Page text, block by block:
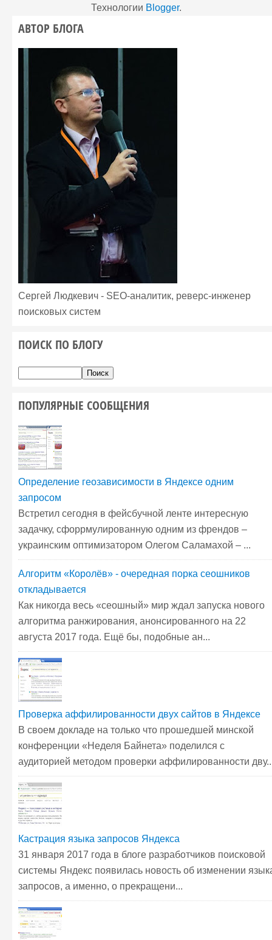
Технологии Blogger.
АВТОР БЛОГА
Сергей Людкевич - SEO-аналитик, реверс-инженер
поисковых систем
ПОИСК ПО БЛОГУ
ПОПУЛЯРНЫЕ СООБЩЕНИЯ
Определение геозависимости в Яндексе одним
запросом
Встретил сегодня в фейсбучной ленте интересную
задачку, сфоррмулированную одним из френдов –
украинским оптимизатором Олегом Саламахой – ...
Алгоритм «Королёв» - очередная порка сеошников
откладывается
Как никогда весь «сеошный» мир ждал запуска нового
алгоритма ранжирования, анонсированного на 22
августа 2017 года. Ещё бы, подобные ан...
Проверка аффилированности двух сайтов в Яндексе
В своем докладе на только что прошедшей минской
конференции «Неделя Байнета» поделился с
аудиторией методом проверки аффилированности
Кастрация языка запросов Яндекса
31 января 2017 года в блоге разработчиков поисковой
системы Яндекс появилась новость об изменении
запросов, а именно, о прекращени...